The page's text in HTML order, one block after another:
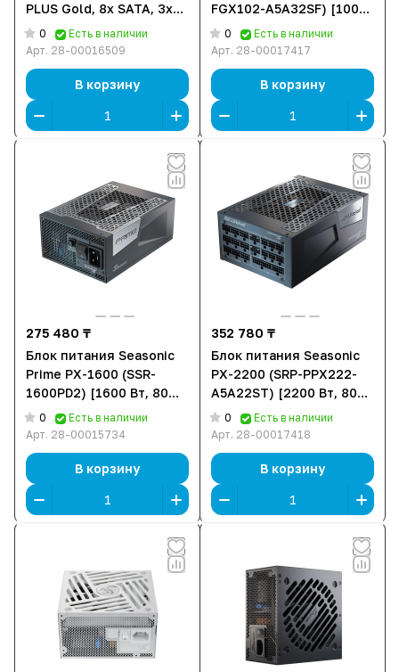
PLUS Gold, 8x SATA, 3x
6+2 pin PCIe, 1x 4+4 pin,
1x 8 pin CPU, EPS12V,
0
Есть в наличии
Арт. 28-00016509
В корзину
FGX102-A5A32SF) [1000
Вт, 80 PLUS Gold, 4x
SATA, 3x 6+2 pin PCIe, 1x
0
Есть в наличии
Арт. 28-00017417
В корзину
275 480 ₸
Блок питания Seasonic
Prime PX-1600 (SSR-
1600PD2) [1600 Вт, 80
PLUS Platinum, 18x SATA,
6x 6+2 pin PCIe, 1x 4+4
0
Есть в наличии
Арт. 28-00015734
В корзину
352 780 ₸
Блок питания Seasonic
PX-2200 (SRP-PPX222-
A5A22ST) [2200 Вт, 80
PLUS Platinum, 18x SATA,
4x 6+2 pin, 2x 16 pin
pin CPU, ATX]
0
Есть в наличии
Арт. 28-00017418
В корзину